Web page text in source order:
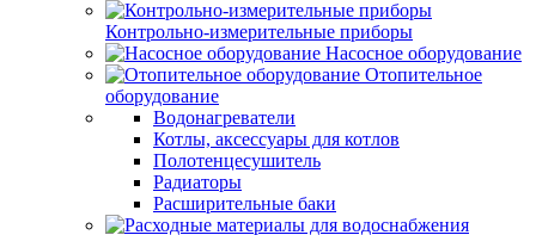
Контрольно-измерительные приборы
Насосное оборудование
Отопительное
оборудование
Водонагреватели
Котлы, аксессуары для котлов
Полотенцесушитель
Радиаторы
Расширительные баки